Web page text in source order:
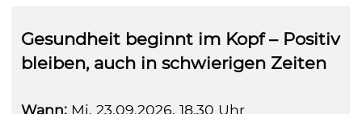
Gesundheit beginnt im Kopf – Positiv
bleiben, auch in schwierigen Zeiten
Wann: Mi. 23.09.2026, 18.30 Uhr